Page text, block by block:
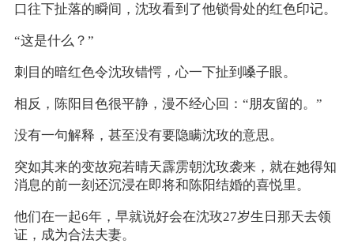
口往下扯落的瞬间，沈玫看到了他锁骨处的红色印记。
“这是什么？”
刺目的暗红色令沈玫错愕，心一下扯到嗓子眼。
相反，陈阳目色很平静，漫不经心回：“朋友留的。”
没有一句解释，甚至没有要隐瞒沈玫的意思。
突如其来的变故宛若晴天霹雳朝沈玫袭来，就在她得知
消息的前一刻还沉浸在即将和陈阳结婚的喜悦里。
他们在一起6年，早就说好会在沈玫27岁生日那天去领
证，成为合法夫妻。